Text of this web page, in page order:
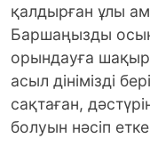
қалдырған ұлы
Баршаңызды
орындауға
асыл дінімізді
сақтаған,
болуын нәсіп